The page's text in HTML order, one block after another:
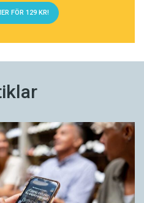
FÖR 129 KR!